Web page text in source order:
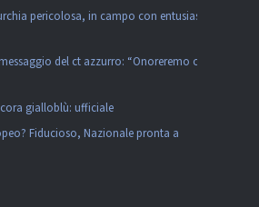
pericolosa, in campo con entusiasmo,
del ct azzurro: “Onoreremo ogni
gialloblù: ufficiale
Fiducioso, Nazionale pronta a